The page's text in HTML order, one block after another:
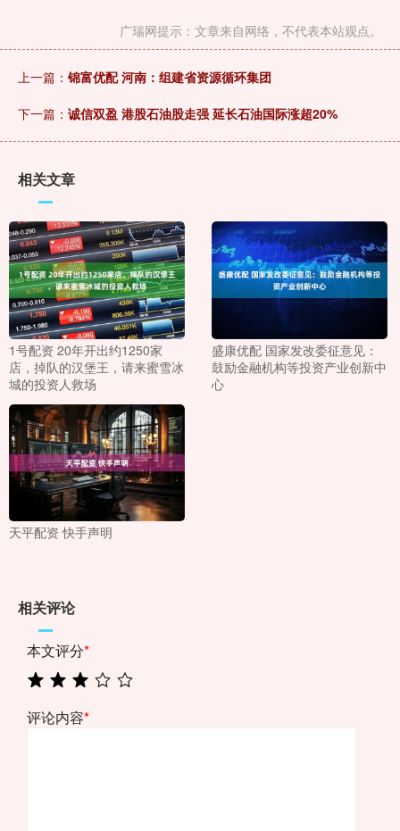
广瑞网提示：文章来自网络，不代表本站观点。
上一篇： 锦富优配 河南：组建省资源循环集团
下一篇： 诚信双盈 港股石油股走强 延长石油国际涨超20%
相关文章
1号配资 20年开出约1250家
店，掉队的汉堡王，请来蜜雪冰
城的投资人救场
盛康优配 国家发改委征意见：
鼓励金融机构等投资产业创新中
心
天平配资 快手声明
相关评论
本文评分*
评论内容*